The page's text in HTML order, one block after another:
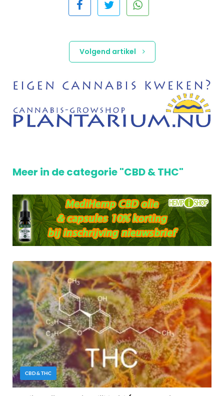
Volgend artikel
Meer in de categorie "CBD & THC"
CBD & THC